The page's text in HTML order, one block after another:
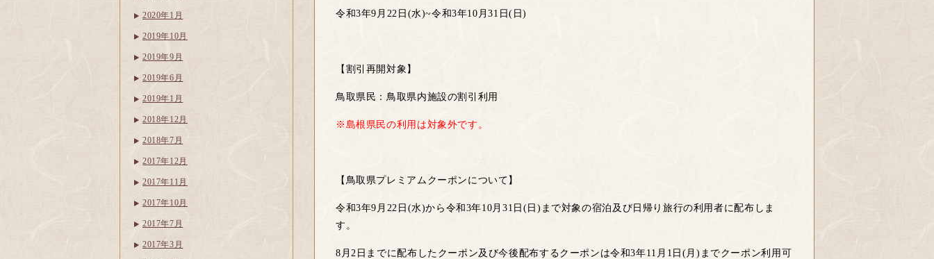
令和3年9月22日(水)~令和3年10月31日(日)
【割引再開対象】
鳥取県民：鳥取県内施設の割引利用
※島根県民の利用は対象外です。
【鳥取県プレミアムクーポンについて】
令和3年9月22日(水)から令和3年10月31日(日)まで対象の宿泊及び日帰り旅行の利用者に配布しま
す。
8月2日までに配布したクーポン及び今後配布するクーポンは令和3年11月1日(月)までクーポン利用可
2020年1月
2019年10月
2019年9月
2019年6月
2019年1月
2018年12月
2018年7月
2017年12月
2017年11月
2017年10月
2017年7月
2017年3月